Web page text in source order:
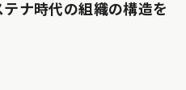
ナ時代の組織の構造を